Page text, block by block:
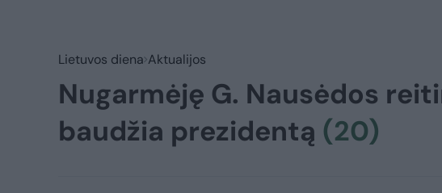
Lietuvos diena Aktualijos
Nugarmėję G. Nausėdos
baudžia prezidentą (20)